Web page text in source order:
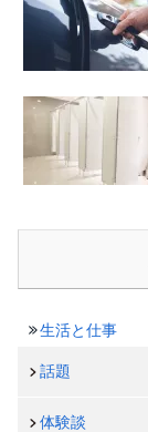
生活と仕事
話題
体験談